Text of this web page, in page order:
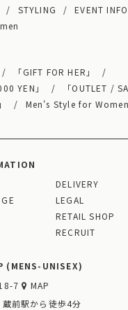
STYLING
EVENT
「GIFT FOR HER」
YEN」
「OUTLET /
Men's Style for Women
DELIVERY
LEGAL
RETAIL SHOP
RECRUIT
(MENS-UNISEX)
18-7
MAP
前駅から徒歩4分